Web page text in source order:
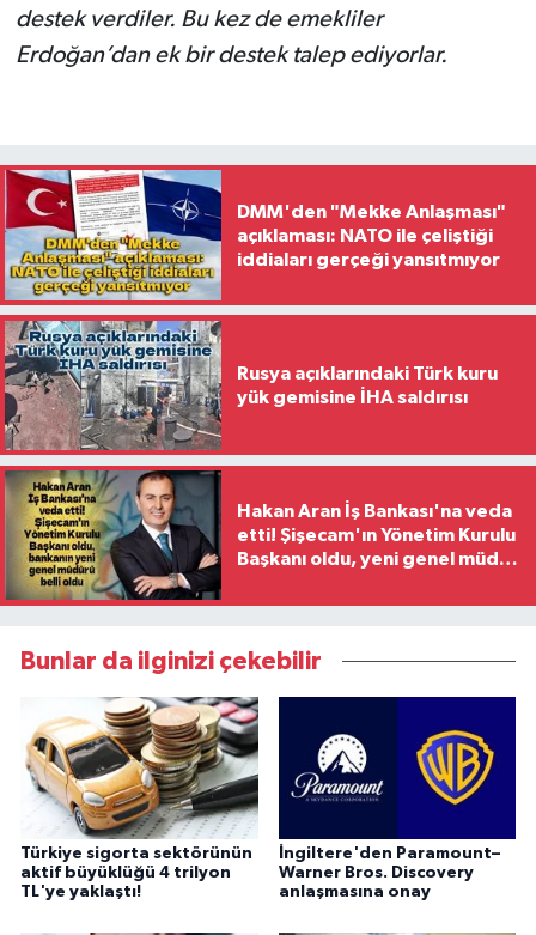
destek verdiler. Bu kez de emekliler
Erdoğan’dan ek bir destek talep ediyorlar.
DMM'den "Mekke Anlaşması"
açıklaması: NATO ile çeliştiği
iddiaları gerçeği yansıtmıyor
Rusya açıklarındaki Türk kuru
yük gemisine İHA saldırısı
Hakan Aran İş Bankası'na veda
etti! Şişecam'ın Yönetim Kurulu
Başkanı oldu, yeni genel müdür
Bunlar da ilginizi çekebilir
Türkiye sigorta sektörünün
aktif büyüklüğü 4 trilyon
TL'ye yaklaştı!
İngiltere'den Paramount–
Warner Bros. Discovery
anlaşmasına onay